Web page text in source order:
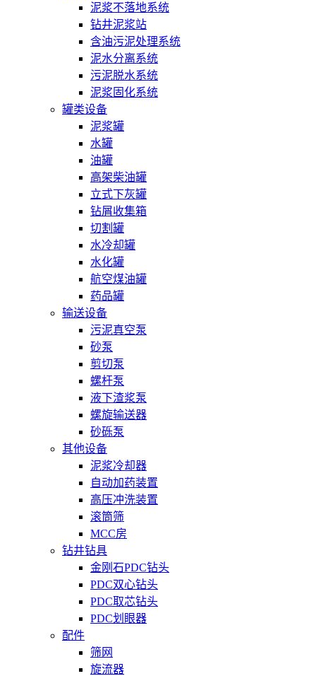
泥浆不落地系统
钻井泥浆站
含油污泥处理系统
泥水分离系统
污泥脱水系统
泥浆固化系统
罐类设备
泥浆罐
水罐
油罐
高架柴油罐
立式下灰罐
钻屑收集箱
切割罐
水冷却罐
水化罐
航空煤油罐
药品罐
输送设备
污泥真空泵
砂泵
剪切泵
螺杆泵
液下渣浆泵
螺旋输送器
砂砾泵
其他设备
泥浆冷却器
自动加药装置
高压冲洗装置
滚筒筛
MCC房
钻井钻具
金刚石PDC钻头
PDC双心钻头
PDC取芯钻头
PDC划眼器
配件
筛网
旋流器